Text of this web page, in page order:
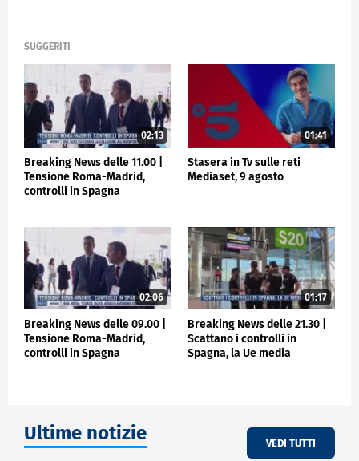
SUGGERITI
02:13
Breaking News delle 11.00 |
Tensione Roma-Madrid,
controlli in Spagna
01:41
Stasera in Tv sulle reti
Mediaset, 9 agosto
02:06
Breaking News delle 09.00 |
Tensione Roma-Madrid,
controlli in Spagna
01:17
Breaking News delle 21.30 |
Scattano i controlli in
Spagna, la Ue media
Ultime notizie VEDI TUTTI